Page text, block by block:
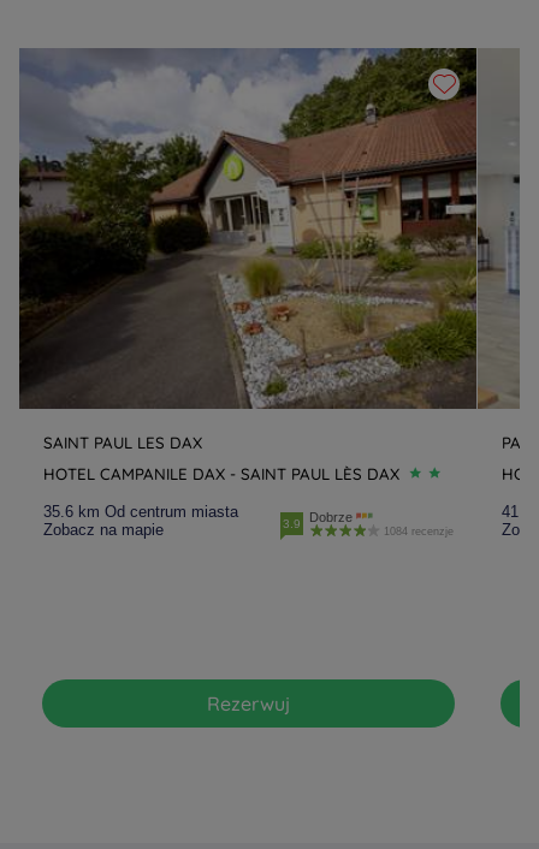
SAINT PAUL LES DAX
HOTEL CAMPANILE DAX - SAINT PAUL LÈS DAX
35.6 km Od centrum miasta
Zobacz na mapie
3.9 Dobrze
1084 recenzje
Rezerwuj
PAU
41.3